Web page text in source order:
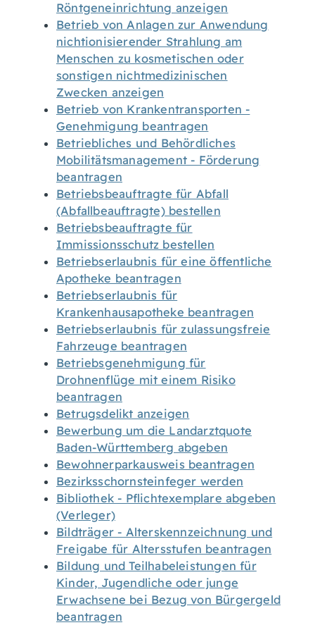
Röntgeneinrichtung anzeigen
Betrieb von Anlagen zur Anwendung
nichtionisierender Strahlung am
Menschen zu kosmetischen oder
sonstigen nichtmedizinischen
Zwecken anzeigen
Betrieb von Krankentransporten -
Genehmigung beantragen
Betriebliches und Behördliches
Mobilitätsmanagement - Förderung
beantragen
Betriebsbeauftragte für Abfall
(Abfallbeauftragte) bestellen
Betriebsbeauftragte für
Immissionsschutz bestellen
Betriebserlaubnis für eine öffentliche
Apotheke beantragen
Betriebserlaubnis für
Krankenhausapotheke beantragen
Betriebserlaubnis für zulassungsfreie
Fahrzeuge beantragen
Betriebsgenehmigung für
Drohnenflüge mit einem Risiko
beantragen
Betrugsdelikt anzeigen
Bewerbung um die Landarztquote
Baden-Württemberg abgeben
Bewohnerparkausweis beantragen
Bezirksschornsteinfeger werden
Bibliothek - Pflichtexemplare abgeben
(Verleger)
Bildträger - Alterskennzeichnung und
Freigabe für Altersstufen beantragen
Bildung und Teilhabeleistungen für
Kinder, Jugendliche oder junge
Erwachsene bei Bezug von Bürgergeld
beantragen